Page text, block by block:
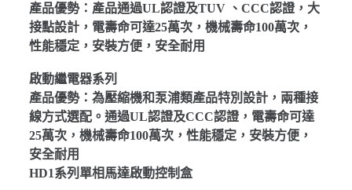
產品優勢：產品通過UL認證及TUV 、CCC認證，大
接點設計，電壽命可達25萬次，機械壽命100萬次，
性能穩定，安裝方便，安全耐用
啟動繼電器系列
產品優勢：為壓縮機和泵浦類產品特別設計，兩種接
線方式選配。通過UL認證及CCC認證，電壽命可達
25萬次，機械壽命100萬次，性能穩定，安裝方便，
安全耐用
HD1系列單相馬達啟動控制盒